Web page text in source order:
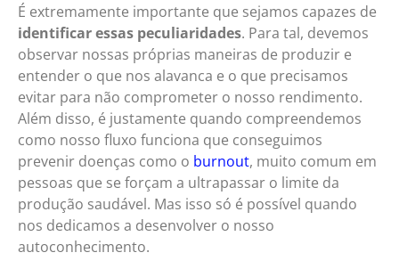
É extremamente importante que sejamos capazes de
identificar essas peculiaridades. Para tal, devemos
observar nossas próprias maneiras de produzir e
entender o que nos alavanca e o que precisamos
evitar para não comprometer o nosso rendimento.
Além disso, é justamente quando compreendemos
como nosso fluxo funciona que conseguimos
prevenir doenças como o burnout, muito comum em
pessoas que se forçam a ultrapassar o limite da
produção saudável. Mas isso só é possível quando
nos dedicamos a desenvolver o nosso
autoconhecimento.